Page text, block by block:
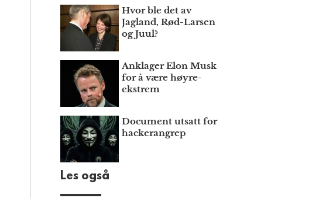
Hvor ble det av
Jagland, Rød-Larsen
og Juul?
Anklager Elon Musk
for å være høyre­
ekstrem
Document utsatt for
hackerangrep
Les også